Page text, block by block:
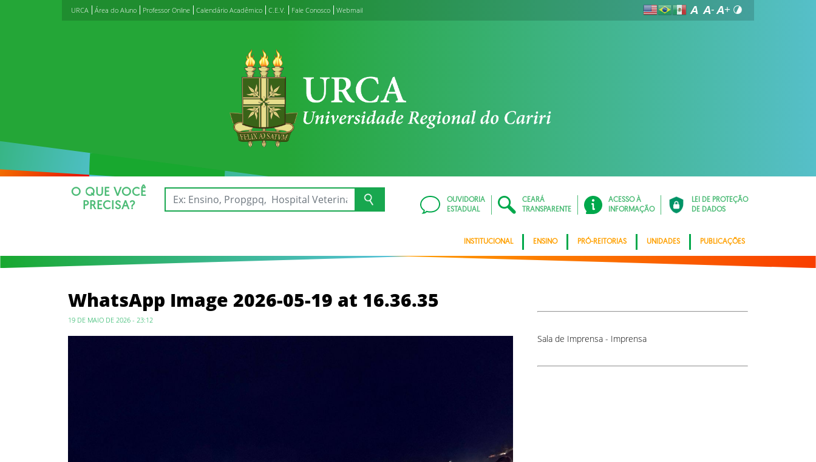
URCA Área do Aluno Professor Online Calendário Acadêmico C.E.V. Fale Conosco Webmail
O QUE VOCÊ
PRECISA?
OUVIDORIA
ESTADUAL
CEARÁ
TRANSPARENTE
ACESSO À
INFORMAÇÃO
LEI DE PROTEÇÃO
DE DADOS
INSTITUCIONAL ENSINO PRÓ-REITORIAS UNIDADES PUBLICAÇÕES
WhatsApp Image 2026-05-19 at 16.36.35
19 DE MAIO DE 2026 - 23:12
Sala de Imprensa - Imprensa